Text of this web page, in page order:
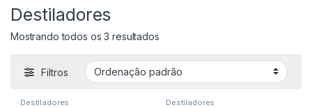
Destiladores
Mostrando todos os 3 resultados
Filtros
Destiladores Destiladores